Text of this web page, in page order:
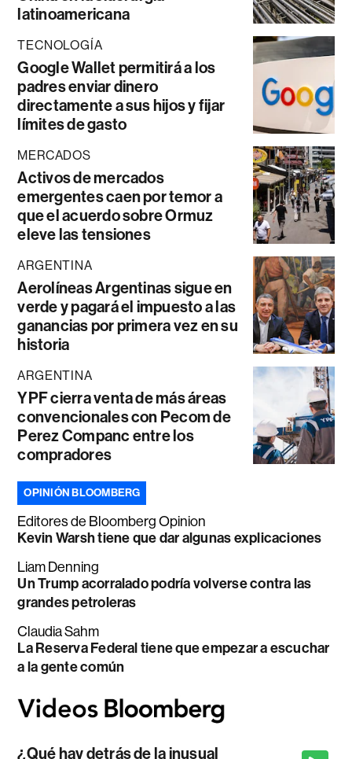
latinoamericana
TECNOLOGÍA
Google Wallet permitirá a los
padres enviar dinero
directamente a sus hijos y fijar
límites de gasto
MERCADOS
Activos de mercados
emergentes caen por temor a
que el acuerdo sobre Ormuz
eleve las tensiones
ARGENTINA
Aerolíneas Argentinas sigue en
verde y pagará el impuesto a las
ganancias por primera vez en su
historia
ARGENTINA
YPF cierra venta de más áreas
convencionales con Pecom de
Perez Companc entre los
compradores
OPINIÓN BLOOMBERG
Editores de Bloomberg Opinion
Kevin Warsh tiene que dar algunas explicaciones
Liam Denning
Un Trump acorralado podría volverse contra las
grandes petroleras
Claudia Sahm
La Reserva Federal tiene que empezar a escuchar
a la gente común
¿Qué hay detrás de la inusual